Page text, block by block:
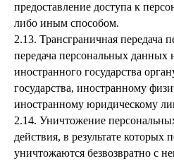
предоставление доступа к
либо иным способом.
2.13. Трансграничная передача
передача персональных данных
иностранного государства
государства, иностранному
иностранному юридическому
2.14. Уничтожение
действия, в результате которых
уничтожаются безвозвратно с